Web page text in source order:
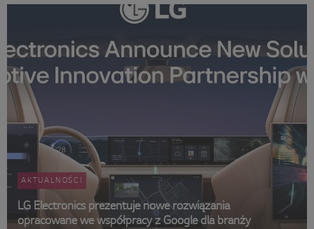
AKTUALNOŚCI
LG Electronics prezentuje nowe rozwiązania
opracowane we współpracy z Google dla branży